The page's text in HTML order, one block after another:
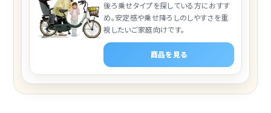
後ろ乗せタイプを探している方におすす
め。安定感や乗せ降ろしのしやすさを重
視したいご家庭向けです。
商品を見る